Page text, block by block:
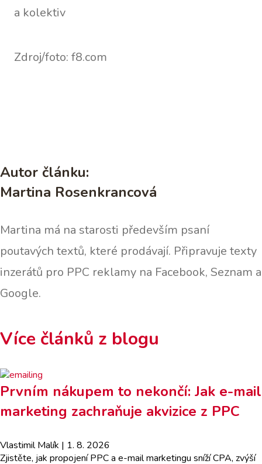
a kolektiv
Zdroj/foto: f8.com
Autor článku:
Martina Rosenkrancová
Martina má na starosti především psaní
poutavých textů, které prodávají. Připravuje texty
inzerátů pro PPC reklamy na Facebook, Seznam a
Google.
Více článků z blogu
Prvním nákupem to nekončí: Jak e-mail
marketing zachraňuje akvizice z PPC
Vlastimil Malík | 1. 8. 2026
Zjistěte, jak propojení PPC a e-mail marketingu sníží CPA, zvýší